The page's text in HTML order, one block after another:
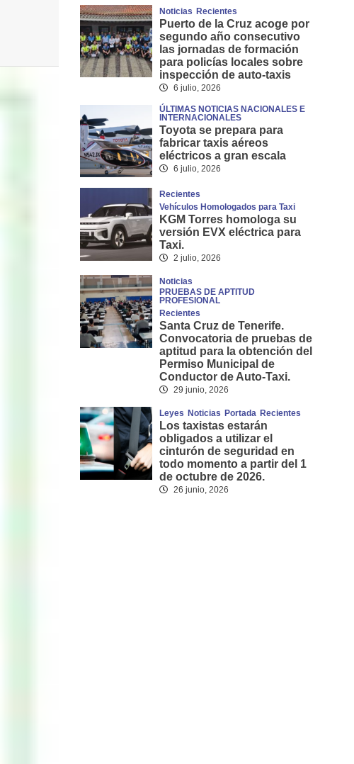
Noticias Recientes
Puerto de la Cruz acoge por
segundo año consecutivo
las jornadas de formación
para policías locales sobre
inspección de auto-taxis
6 julio, 2026
ÚLTIMAS NOTICIAS NACIONALES E
INTERNACIONALES
Toyota se prepara para
fabricar taxis aéreos
eléctricos a gran escala
6 julio, 2026
Recientes
Vehículos Homologados para Taxi
KGM Torres homologa su
versión EVX eléctrica para
Taxi.
2 julio, 2026
Noticias
PRUEBAS DE APTITUD
PROFESIONAL
Recientes
Santa Cruz de Tenerife.
Convocatoria de pruebas de
aptitud para la obtención del
Permiso Municipal de
Conductor de Auto-Taxi.
29 junio, 2026
Leyes Noticias Portada Recientes
Los taxistas estarán
obligados a utilizar el
cinturón de seguridad en
todo momento a partir del 1
de octubre de 2026.
26 junio, 2026